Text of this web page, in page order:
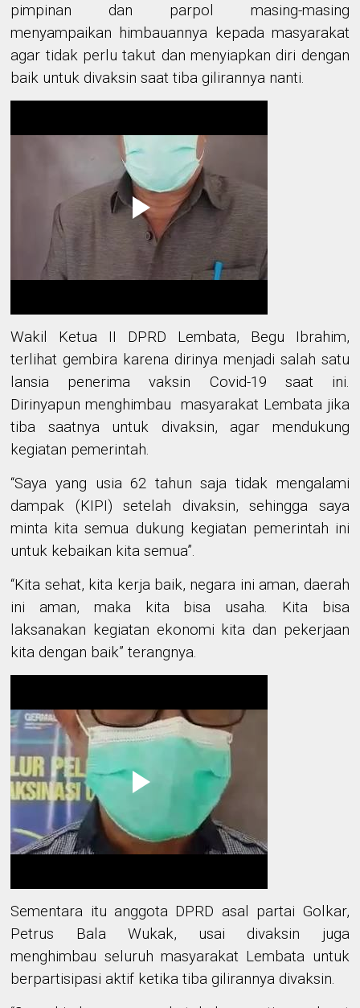
pimpinan dan parpol masing-masing
menyampaikan himbauannya kepada masyarakat
agar tidak perlu takut dan menyiapkan diri dengan
baik untuk divaksin saat tiba gilirannya nanti.
Wakil Ketua II DPRD Lembata, Begu Ibrahim,
terlihat gembira karena dirinya menjadi salah satu
lansia penerima vaksin Covid-19 saat ini.
Dirinyapun menghimbau masyarakat Lembata jika
tiba saatnya untuk divaksin, agar mendukung
kegiatan pemerintah.
“Saya yang usia 62 tahun saja tidak mengalami
dampak (KIPI) setelah divaksin, sehingga saya
minta kita semua dukung kegiatan pemerintah ini
untuk kebaikan kita semua”.
“Kita sehat, kita kerja baik, negara ini aman, daerah
ini aman, maka kita bisa usaha. Kita
bisa
laksanakan kegiatan ekonomi kita dan pekerjaan
kita dengan baik” terangnya.
Sementara itu anggota DPRD asal partai Golkar,
Petrus Bala Wukak, usai divaksin juga
menghimbau seluruh masyarakat Lembata untuk
berpartisipasi aktif ketika tiba gilirannya divaksin.